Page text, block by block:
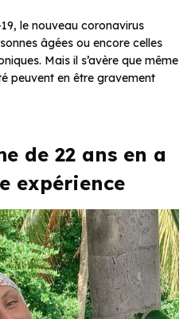
le nouveau coronavirus
âgées ou encore celles
Mais il s’avère que même
peuvent en être gravement
de 22 ans en a
expérience